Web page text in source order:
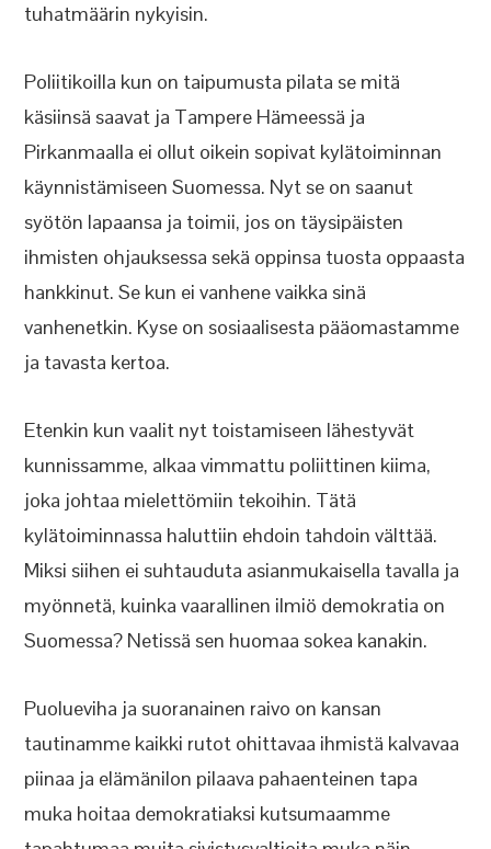
tuhatmäärin nykyisin.
Poliitikoilla kun on taipumusta pilata se mitä
käsiinsä saavat ja Tampere Hämeessä ja
Pirkanmaalla ei ollut oikein sopivat kylätoiminnan
käynnistämiseen Suomessa. Nyt se on saanut
syötön lapaansa ja toimii, jos on täysipäisten
ihmisten ohjauksessa sekä oppinsa tuosta oppaasta
hankkinut. Se kun ei vanhene vaikka sinä
vanhenetkin. Kyse on sosiaalisesta pääomastamme
ja tavasta kertoa.
Etenkin kun vaalit nyt toistamiseen lähestyvät
kunnissamme, alkaa vimmattu poliittinen kiima,
joka johtaa mielettömiin tekoihin. Tätä
kylätoiminnassa haluttiin ehdoin tahdoin välttää.
Miksi siihen ei suhtauduta asianmukaisella tavalla ja
myönnetä, kuinka vaarallinen ilmiö demokratia on
Suomessa? Netissä sen huomaa sokea kanakin.
Puolueviha ja suoranainen raivo on kansan
tautinamme kaikki rutot ohittavaa ihmistä kalvavaa
piinaa ja elämänilon pilaava pahaenteinen tapa
muka hoitaa demokratiaksi kutsumaamme